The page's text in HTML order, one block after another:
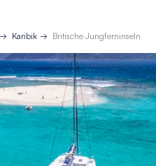
Karibik Britische Jungferninseln